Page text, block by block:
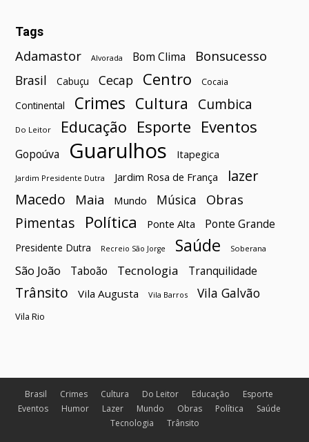
Tags
Adamastor Alvorada Bom Clima Bonsucesso
Brasil Cabuçu Cecap Centro Cocaia
Continental Crimes Cultura Cumbica
Do Leitor Educação Esporte Eventos
Gopoúva Guarulhos Itapegica
Jardim Presidente Dutra Jardim Rosa de França
lazer
Macedo
Maia Mundo Música Obras
Pimentas Política Ponte Alta Ponte Grande
Presidente Dutra Recreio São Jorge Saúde Soberana
São João Taboão Tecnologia Tranquilidade
Trânsito Vila Augusta Vila Barros Vila Galvão
Vila Rio
Brasil Crimes Cultura Do Leitor Educação
Esporte
Eventos
Humor Lazer Mundo Obras Política
Saúde
Tecnologia
Trânsito